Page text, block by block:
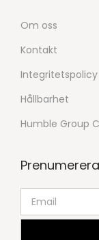
Om oss
Kontakt
Integritetspolicy
Hållbarhet
Humble Group